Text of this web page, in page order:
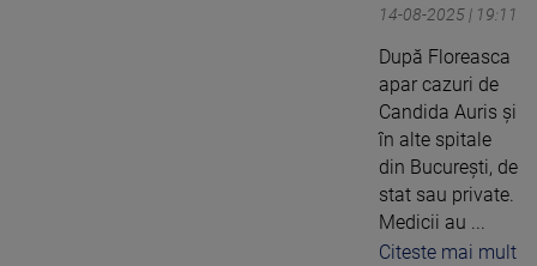
14-08-2025 | 19:11
După Floreasca
apar cazuri de
Candida Auris și
în alte spitale
din București, de
stat sau private.
Medicii au ...
Citeste mai mult